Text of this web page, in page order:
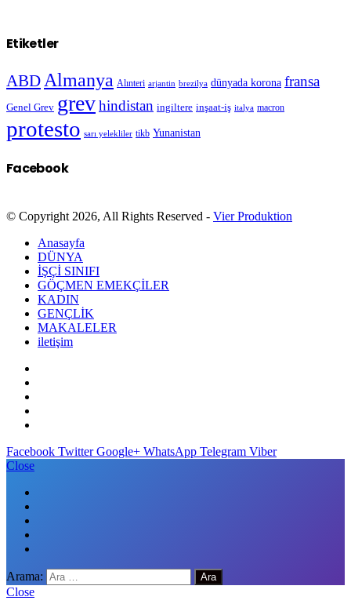
Etiketler
ABD Almanya Alınteri arjantin brezilya dünyada korona fransa
Genel Grev grevhindistan ingiltere inşaat-iş italya macron
protesto sarı yelekliler tikb Yunanistan
Facebook
© Copyright 2026, All Rights Reserved - Vier Produktion
Anasayfa
DÜNYA
İŞÇİ SINIFI
GÖÇMEN EMEKÇİLER
KADIN
GENÇLİK
MAKALELER
iletişim
Facebook Twitter Google+ WhatsApp Telegram Viber
Close
Arama:
Close